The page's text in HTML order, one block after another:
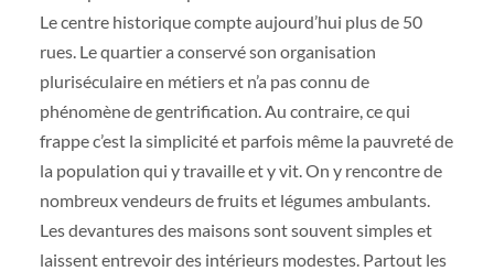
Le centre historique compte aujourd’hui plus de 50
rues. Le quartier a conservé son organisation
pluriséculaire en métiers et n’a pas connu de
phénomène de gentrification. Au contraire, ce qui
frappe c’est la simplicité et parfois même la pauvreté de
la population qui y travaille et y vit. On y rencontre de
nombreux vendeurs de fruits et légumes ambulants.
Les devantures des maisons sont souvent simples et
laissent entrevoir des intérieurs modestes. Partout les